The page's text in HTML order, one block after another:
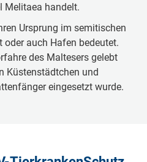
Melitaea handelt.
Ursprung im semitischen
oder auch Hafen bedeutet.
des Maltesers gelebt
Küstenstädtchen und
eingesetzt wurde.